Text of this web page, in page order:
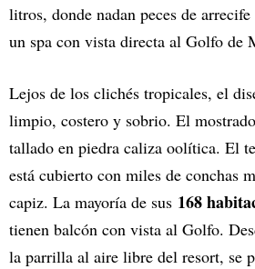
litros, donde nadan peces de
un spa con vista directa al Golfo de
Lejos de los clichés tropicales, el
limpio, costero y sobrio. El
tallado en piedra caliza oolítica. El
está cubierto con miles de conchas
capiz. La mayoría de sus 168
tienen balcón con vista al Golfo.
la parrilla al aire libre del resort, se